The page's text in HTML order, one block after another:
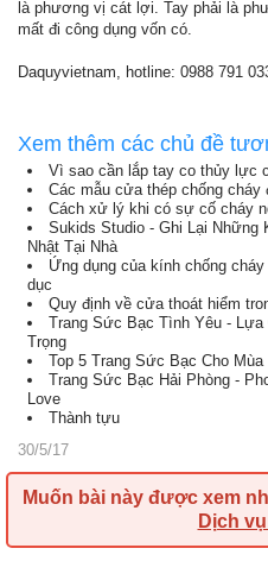
là phương vị cát lợi. Tay phải là
mất đi công dụng vốn có.
Daquyvietnam, hotline: 0988 791
Xem thêm các chủ đề
Vì sao cần lắp tay co thủy lực
Các mẫu cửa thép chống
Cách xử lý khi có sự cố cháy
Sukids Studio - Ghi Lại Những
Nhật Tại Nhà
Ứng dụng của kính chống
dục
Quy định về cửa thoát hiểm
Trang Sức Bạc Tình Yêu -
Trọng
Top 5 Trang Sức Bạc Cho Mùa
Trang Sức Bạc Hải Phòng -
Love
Thành tựu
30/5/17
Muốn bài này được xem
Dịch